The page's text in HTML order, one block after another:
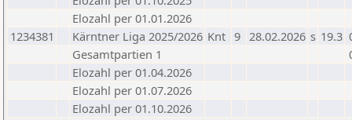
Elozahl per 01.01.2026
1234381
Kärntner Liga 2025/2026 Knt 9 28.02.2026 s 19.3
Gesamtpartien 1
Elozahl per 01.04.2026
Elozahl per 01.07.2026
Elozahl per 01.10.2026